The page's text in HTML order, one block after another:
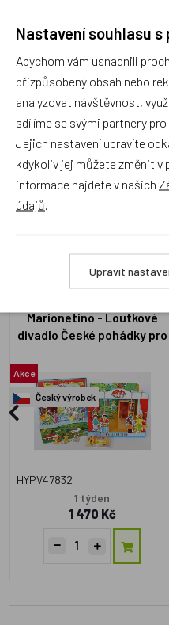
Recenze
Přidat
Zboží se stejným
Marionetino - Loutkové
divadlo České pohádky pro
vzdělávacích příběhů
Akce
Český výrobek
HYPV47832
1 týden
1 470 Kč
Nastavení souhlasu
Abychom vám usnadnili
přizpůsobený obsah nebo
analyzovat návštěvnost,
sdílíme se svými partnery
Jejich nastavení upravíte
kdykoliv jej můžete změnit v
informace najdete v našich
údajů
Upravit